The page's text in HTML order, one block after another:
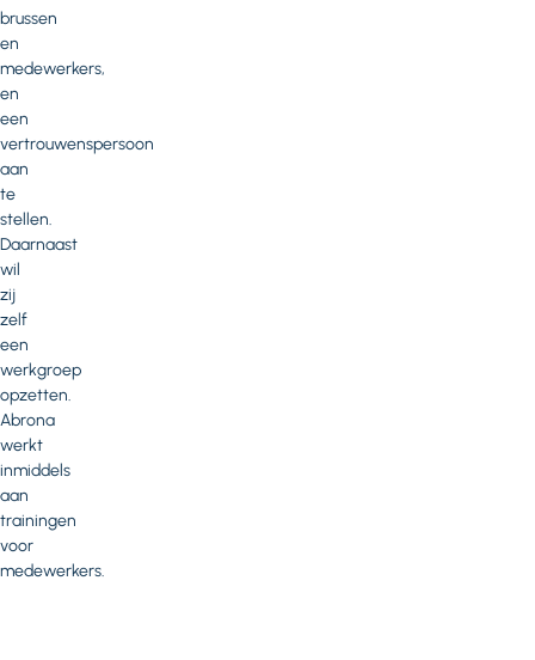
brussen
en
medewerkers,
en
een
vertrouwenspersoon
aan
te
stellen.
Daarnaast
wil
zij
zelf
een
werkgroep
opzetten.
Abrona
werkt
inmiddels
aan
trainingen
voor
medewerkers.